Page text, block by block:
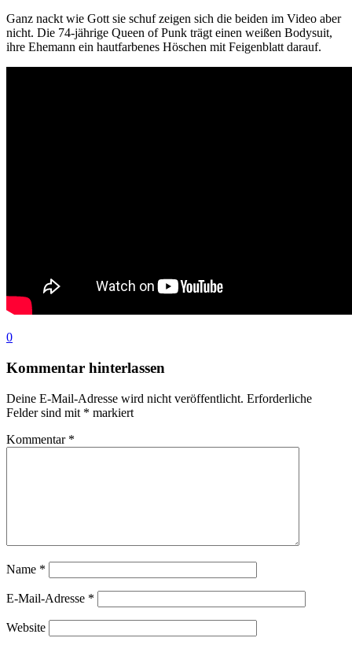
Ganz nackt wie Gott sie schuf zeigen sich die beiden im Video aber
nicht. Die 74-jährige Queen of Punk trägt einen weißen Bodysuit,
ihre Ehemann ein hautfarbenes Höschen mit Feigenblatt darauf.
0
Kommentar hinterlassen
Deine E-Mail-Adresse wird nicht veröffentlicht. Erforderliche
Felder sind mit * markiert
Kommentar *
Name *
E-Mail-Adresse *
Website